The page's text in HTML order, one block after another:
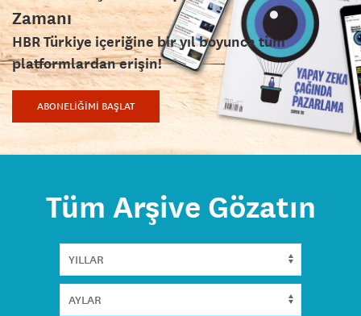
Zamanı
HBR Türkiye içeriğine bir yıl boyunca tüm
platformlardan erişin!
ABONELİĞİMİ BAŞLAT
Tüm Arşive Gözatın